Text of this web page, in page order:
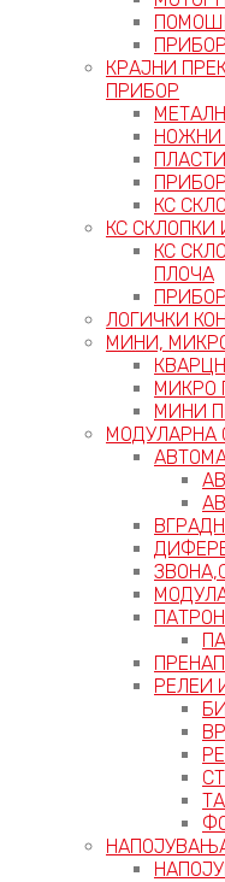
КРАЈНИ
ПРИБОР
НОЖНИ
КС
КС СКЛОПКИ
КС
ПЛОЧА
ЛОГИЧКИ
МИНИ,
МИКРО
МИНИ
МОДУЛАРНА
РЕЛЕИ